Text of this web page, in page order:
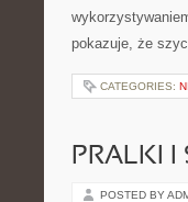
pokazuje, że
CATEGORIES:
PRALKI I
POSTED BY